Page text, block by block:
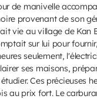
de manivelle
provenant de son
vie au village de Kan
sur lui pour
seulement,
ses maisons,
Ces précieuses
au prix fort. Le